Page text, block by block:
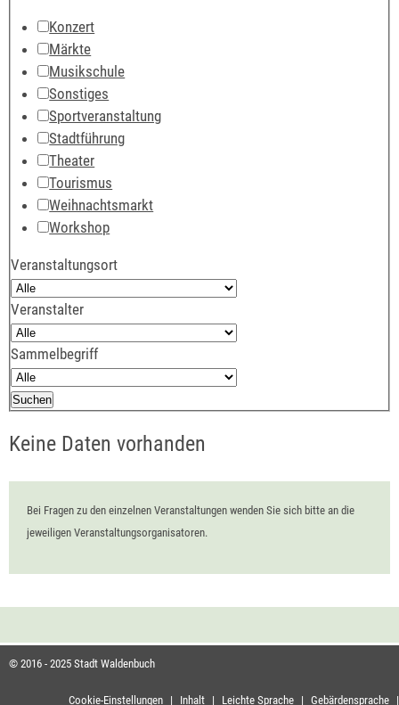
Konzert
Märkte
Musikschule
Sonstiges
Sportveranstaltung
Stadtführung
Theater
Tourismus
Weihnachtsmarkt
Workshop
Veranstaltungsort
Veranstalter
Sammelbegriff
Keine Daten vorhanden
Bei Fragen zu den einzelnen Veranstaltungen wenden Sie sich bitte an die
jeweiligen Veranstaltungsorganisatoren.
© 2016 - 2025 Stadt Waldenbuch
Cookie-Einstellungen | Inhalt | Leichte Sprache | Gebärdensprache |